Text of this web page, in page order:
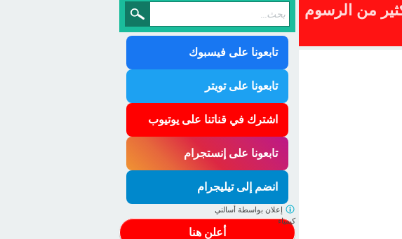
من الرسوم
تابعونا على فيسبوك
تابعونا على تويتر
اشترك في قناتنا على يوتيوب
تابعونا على إنستجرام
انضم إلى تيليجرام
أعلن هنا
إعلان بواسطة أسالني
كيمياء